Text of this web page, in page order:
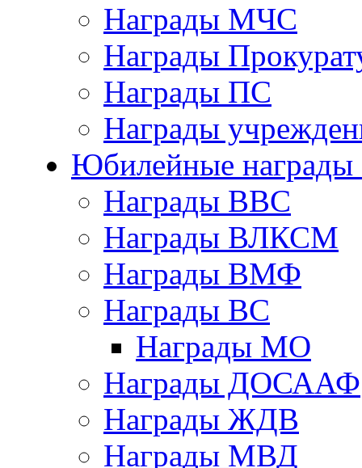
Награды МЧС
Награды
Награды ПС
Награды
Юбилейные награды
Награды ВВС
Награды ВЛКСМ
Награды ВМФ
Награды ВС
Награды МО
Награды ДОСААФ
Награды ЖДВ
Награды МВД